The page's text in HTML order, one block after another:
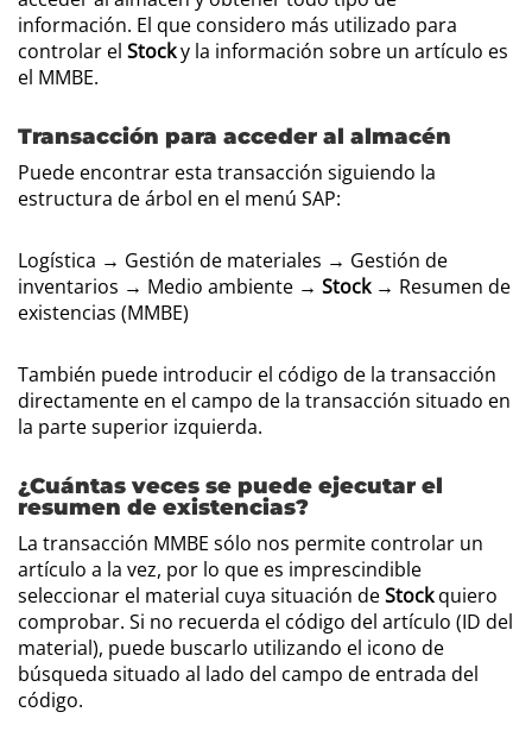
información. El que considero más utilizado para
controlar el Stocky la información sobre un artículo es
el MMBE.
Transacción para acceder al almacén
Puede encontrar esta transacción siguiendo la
estructura de árbol en el menú SAP:
Logística → Gestión de materiales → Gestión de
inventarios → Medio ambiente → Stock→ Resumen de
existencias (MMBE)
También puede introducir el código de la transacción
directamente en el campo de la transacción situado en
la parte superior izquierda.
¿Cuántas veces se puede ejecutar el
resumen de existencias?
La transacción MMBE sólo nos permite controlar un
artículo a la vez, por lo que es imprescindible
seleccionar el material cuya situación deStockquiero
comprobar. Si no recuerda el código del artículo (ID del
material), puede buscarlo utilizando el icono de
búsqueda situado al lado del campo de entrada del
código.